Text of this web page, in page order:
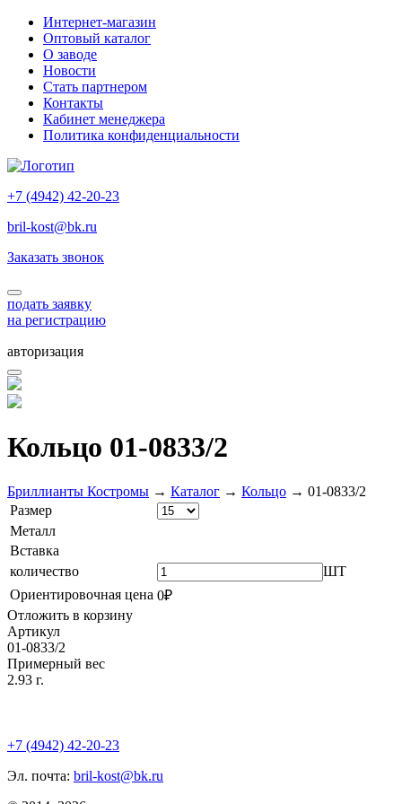
Интернет-магазин
Оптовый каталог
О заводе
Новости
Стать партнером
Контакты
Кабинет менеджера
Политика конфиденциальности
+7 (4942) 42-20-23
bril-kost@bk.ru
Заказать звонок
подать заявку
на регистрацию
авторизация
Кольцо 01-0833/2
Бриллианты Костромы → Каталог → Кольцо → 01-0833/2
Размер
Металл
Вставка
количество
ШТ
Ориентировочная цена 0₽
Отложить в корзину
Артикул
01-0833/2
Примерный вес
2.93 г.
+7 (4942) 42-20-23
Эл. почта: bril-kost@bk.ru